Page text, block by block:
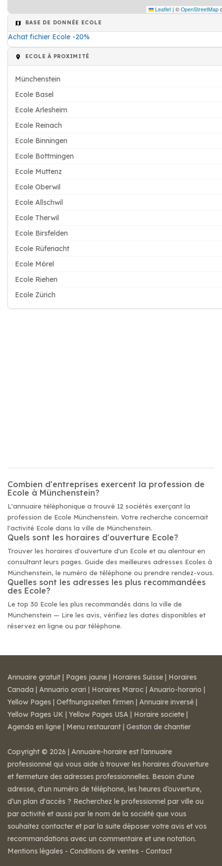
Leaflet | © OpenStreetMap
BASE DE DONNÉE ECOLE
Achat fichier Ecole -20%
ECOLE À PROXIMITÉ
Münchenstein
Ecole Basel
Ecole Arlesheim
Ecole Reinach
Ecole Binningen
Ecole Bottmingen
Ecole Muttenz
Ecole Oberwil
Ecole Allschwil
Ecole Therwil
Ecole Birsfelden
Ecole Rüfenacht
Ecole Mörel
Ecole Riehen
Ecole Zürich
Combien d'entreprises exercent la profession de
Ecole à Münchenstein?
L'annuaire téléphonique a trouvé 12 sociétés exerçant la
profession de Ecole Münchenstein. Votre recherche concernait
l'activité Ecole dans la ville de Münchenstein.
Quels sont les horaires d'ouverture Ecole?
Trouver les horaires d'ouverture d'un Ecole et au alentour en
consultant leurs pages. Guide des meilleures adresses Ecoles à
Münchenstein, le numéro de téléphone ou prendre rendez-vous.
Quelles sont les adresses les plus recommandées
des Ecole?
Le top 30 Ecole les plus recommandés dans la ville de
Münchenstein — Lire les avis, vérifiez les dates disponibles et
réservez en ligne ou par téléphone.
Annuaire gratuit | Pages jaune | Horaires Suisse | Horaires
Canada | Annuario orari | Horaires Maroc | Anuario-horario |
Yellow Pages | Oeffnungszeiten firmen | Annuaire inversé |
Yellow Pages UK | Yellow Pages USA | Horaire societe |
Agenda en ligne | Menu restaurant | Gestion de chantier
Copyright © 2026 | Annuaire-horaire est l’annuaire
professionnel qui vous aide à trouver les horaires d’ouverture
et fermeture des adresses professionnelles. Besoin d'une
adresse, d'un numéro de téléphone, les heures d’ouverture,
d’un plan d'accès ? Recherchez le professionnel par ville ou
par activité et aussi par le nom de la société que vous
souhaitez contacter et par la suite déposer votre avis et vos
recommandations avec un commentaire et une notation.
Mentions légales - Conditions de ventes - Contact